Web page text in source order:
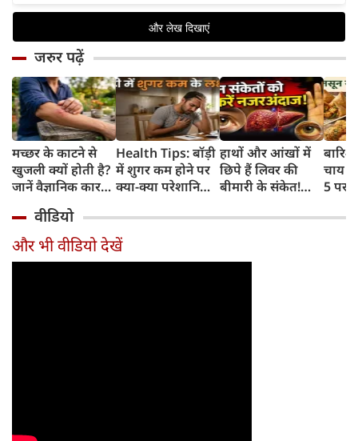
जरुर पढ़ें
मच्छर के काटने से
खुजली क्यों होती है?
जानें वैज्ञानिक कारण
Health Tips: बॉड़ी
में शुगर कम होने पर
क्या-क्या परेशानियां
बातें
हाथों और आंखों में
छिपे हैं लिवर की
बीमारी के संकेत!
नजरअंदाज
चाय
5
वीडियो
और भी वीडियो देखें